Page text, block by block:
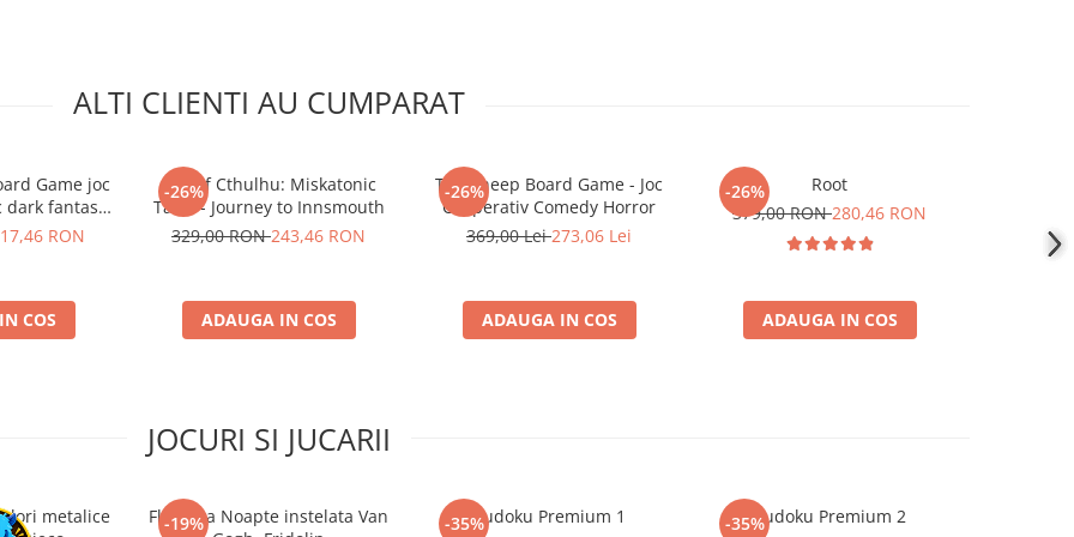
ALTI CLIENTI AU CUMPARAT
Game joc
dark fantasy
RON
COS
-26%
Call of Cthulhu: Miskatonic
Tales - Journey to Innsmouth
329,00 RON243,46 RON
ADAUGA IN COS
-26%
The Sheep Board Game - Joc
Cooperativ Comedy Horror
369,00 Lei273,06 Lei
ADAUGA IN COS
-26%
Root
379,00 RON280,46 RON
ADAUGA IN COS
JOCURI SI JUCARII
metalice
-19%
Flasneta Noapte instelata Van
-35%Sudoku Premium 1
-35%Sudoku Premium 2